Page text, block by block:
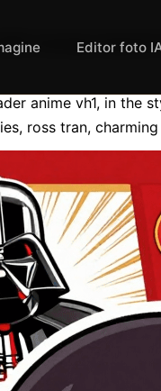
manga
anime vh1, in the
ross tran,
Editor foto